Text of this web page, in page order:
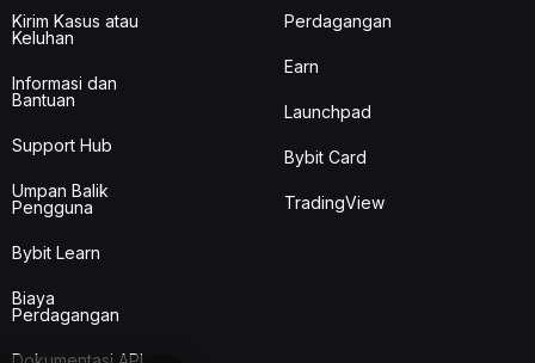
Kirim Kasus atau
Keluhan
Informasi dan
Bantuan
Support Hub
Umpan Balik
Pengguna
Bybit Learn
Biaya
Perdagangan
Perdagangan
Earn
Launchpad
Bybit Card
TradingView